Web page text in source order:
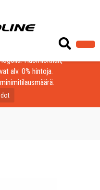
seurasi tai
Huomioithan,
alv. 0% hintoja.